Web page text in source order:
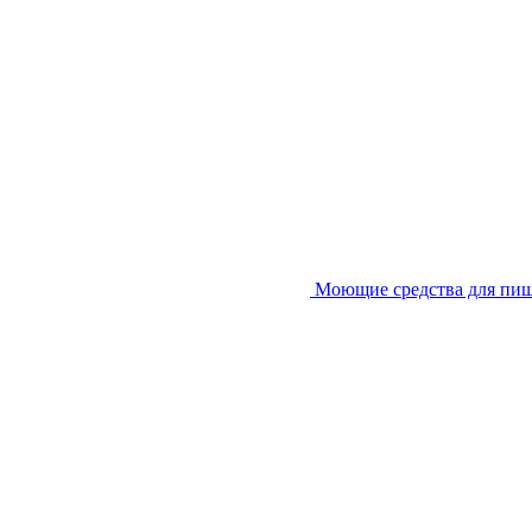
Моющие средства для